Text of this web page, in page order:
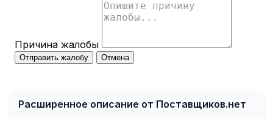
Причина жалобы
Отправить жалобу Отмена
Расширенное описание от Поставщиков.нет